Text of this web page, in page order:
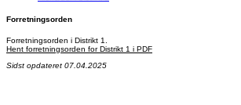
Forretningsorden
Forretningsorden i Distrikt 1.
Hent forretningsorden for Distrikt 1 i PDF
Sidst opdateret 07.04.2025